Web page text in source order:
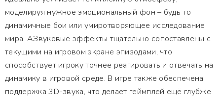
моделируя нужное эмоциональный фон – будь то
динамичные бои или умиротворяющее исследование
мира. АЗвуковые эффекты тщательно сопоставлены с
текущими на игровом экране эпизодами, что
способствует игроку точнее реагировать и отвечать на
динамику в игровой среде. В игре также обеспечена
поддержка 3D-звука, что делает геймплей ещё глубже